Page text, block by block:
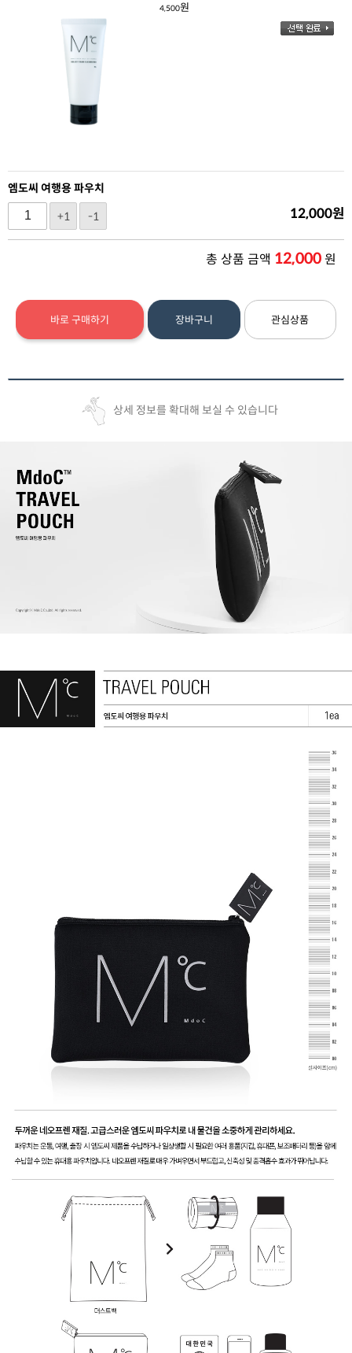
4,500원
엠도씨 여행용 파우치
+1
-1 12,000원
총 상품 금액 12,000원
바로 구매하기 장바구니 관심상품
상세 정보를 확대해 보실 수 있습니다